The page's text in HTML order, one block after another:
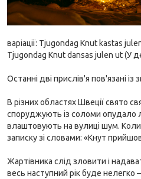
варіації: Tjugondag Knut kastas
Tjugondag Knut dansas julen ut (У
Останні дві прислів'я пов'язані
В різних областях Швеції свято
споруджують із соломи опудало
влаштовують на вулиці шум. Коли
записку зі словами: «Кнут
Жартівника слід зловити і
весь наступний рік буде